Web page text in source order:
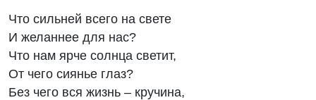
Что сильней всего на свете
И желаннее для нас?
Что нам ярче солнца светит,
От чего сиянье глаз?
Без чего вся жизнь – кручина,